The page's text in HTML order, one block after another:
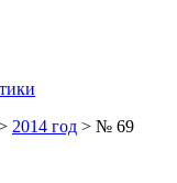
2014 год > № 69